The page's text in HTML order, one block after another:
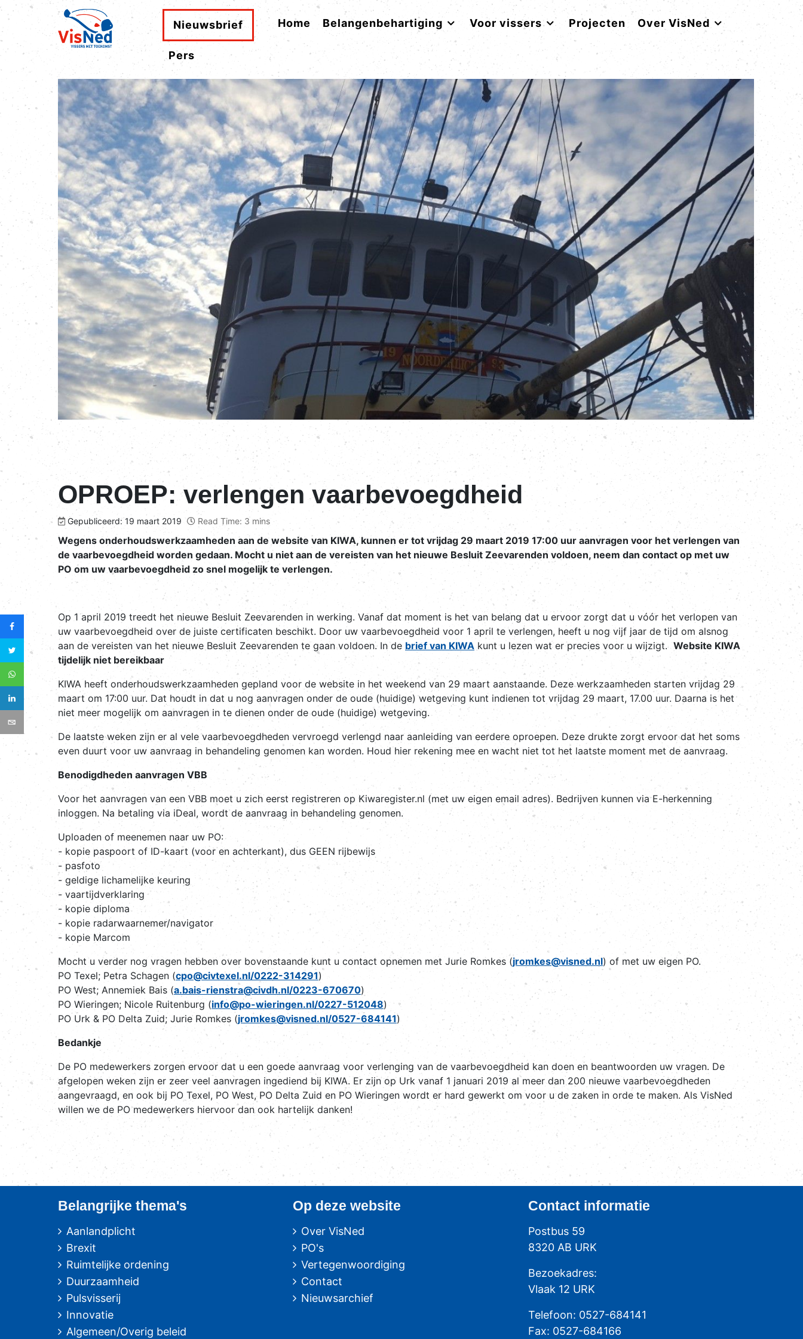
Nieuwsbrief Home Belangenbehartiging Voor vissers Projecten Over VisNed
Pers
OPROEP: verlengen vaarbevoegdheid
Gepubliceerd: 19 maart 2019 Read Time: 3 mins
Wegens onderhoudswerkzaamheden aan de website van KIWA, kunnen er tot vrijdag 29 maart 2019 17:00 uur aanvragen voor het verlengen van
de vaarbevoegdheid worden gedaan. Mocht u niet aan de vereisten van het nieuwe Besluit Zeevarenden voldoen, neem dan contact op met uw
PO om uw vaarbevoegdheid zo snel mogelijk te verlengen.
Op 1 april 2019 treedt het nieuwe Besluit Zeevarenden in werking. Vanaf dat moment is het van belang dat u ervoor zorgt dat u vóór het verlopen van
uw vaarbevoegdheid over de juiste certificaten beschikt. Door uw vaarbevoegdheid voor 1 april te verlengen, heeft u nog vijf jaar de tijd om alsnog
aan de vereisten van het nieuwe Besluit Zeevarenden te gaan voldoen. In de brief van KIWA kunt u lezen wat er precies voor u wijzigt. Website KIWA
tijdelijk niet bereikbaar
KIWA heeft onderhoudswerkzaamheden gepland voor de website in het weekend van 29 maart aanstaande. Deze werkzaamheden starten vrijdag 29
maart om 17:00 uur. Dat houdt in dat u nog aanvragen onder de oude (huidige) wetgeving kunt indienen tot vrijdag 29 maart, 17.00 uur. Daarna is het
niet meer mogelijk om aanvragen in te dienen onder de oude (huidige) wetgeving.
De laatste weken zijn er al vele vaarbevoegdheden vervroegd verlengd naar aanleiding van eerdere oproepen. Deze drukte zorgt ervoor dat het soms
even duurt voor uw aanvraag in behandeling genomen kan worden. Houd hier rekening mee en wacht niet tot het laatste moment met de aanvraag.
Benodigdheden aanvragen VBB
Voor het aanvragen van een VBB moet u zich eerst registreren op Kiwaregister.nl (met uw eigen email adres). Bedrijven kunnen via E-herkenning
inloggen. Na betaling via iDeal, wordt de aanvraag in behandeling genomen.
Uploaden of meenemen naar uw PO:
- kopie paspoort of ID-kaart (voor en achterkant), dus GEEN rijbewijs
- pasfoto
- geldige lichamelijke keuring
- vaartijdverklaring
- kopie diploma
- kopie radarwaarnemer/navigator
- kopie Marcom
Mocht u verder nog vragen hebben over bovenstaande kunt u contact opnemen met Jurie Romkes (jromkes@visned.nl) of met uw eigen PO.
PO Texel; Petra Schagen (cpo@civtexel.nl/0222-314291)
PO West; Annemiek Bais (a.bais-rienstra@civdh.nl/0223-670670)
PO Wieringen; Nicole Ruitenburg (info@po-wieringen.nl/0227-512048)
PO Urk & PO Delta Zuid; Jurie Romkes (jromkes@visned.nl/0527-684141)
Bedankje
De PO medewerkers zorgen ervoor dat u een goede aanvraag voor verlenging van de vaarbevoegdheid kan doen en beantwoorden uw vragen. De
afgelopen weken zijn er zeer veel aanvragen ingediend bij KIWA. Er zijn op Urk vanaf 1 januari 2019 al meer dan 200 nieuwe vaarbevoegdheden
aangevraagd, en ook bij PO Texel, PO West, PO Delta Zuid en PO Wieringen wordt er hard gewerkt om voor u de zaken in orde te maken. Als VisNed
willen we de PO medewerkers hiervoor dan ook hartelijk danken!
Belangrijke thema's
Aanlandplicht
Brexit
Ruimtelijke ordening
Duurzaamheid
Pulsvisserij
Innovatie
Algemeen/Overig beleid
Op deze website
Over VisNed
PO's
Vertegenwoordiging
Contact
Nieuwsarchief
Contactinformatie
Postbus 59
8320 AB URK
Bezoekadres:
Vlaak 12 URK
Telefoon: 0527-684141
Fax: 0527-684166